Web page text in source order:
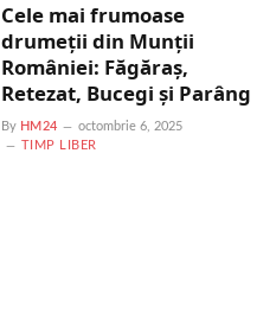
Cele mai frumoase
drumeții din Munții
României: Făgăraș,
Retezat, Bucegi și Parâng
By HM24
octombrie 6, 2025
TIMP LIBER